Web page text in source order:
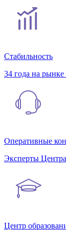
Стабильность
34 года на
Оперативные
Эксперты Центра
Центр